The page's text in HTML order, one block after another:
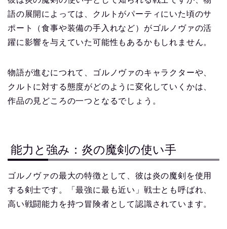
語の展開によっては、クルトがパーティにいた頃のサ
ポート（食事や装備の手入れなど）がゴルノヴァの活
躍に影響を与えていた可能性もあるかもしれません。
物語が進むにつれて、ゴルノヴァのキャラクターや、
クルトに対する態度がどのように変化していくかは、
作品の見どころの一つとなるでしょう。
能力と強み：炎の魔剣の使い手
ゴルノヴァの最大の特徴として、彼は炎の魔剣を使用
する剣士です。「最強に最も近い」戦士とも呼ばれ、
高い戦闘能力を持つ冒険者として認識されています。